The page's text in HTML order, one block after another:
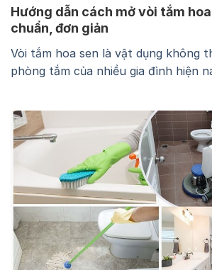
Hướng dẫn cách mở vòi tắm
chuẩn, đơn giản
Vòi tắm hoa sen là vật dụng không
phòng tắm của nhiều gia đình hiện
đến bạn cách mở vòi tắm hoa sen